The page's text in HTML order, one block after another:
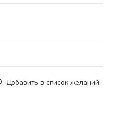
Добавить в список желаний